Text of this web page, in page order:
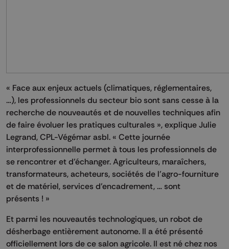
« Face aux enjeux actuels (climatiques, réglementaires,
…), les professionnels du secteur bio sont sans cesse à la
recherche de nouveautés et de nouvelles techniques afin
de faire évoluer les pratiques culturales », explique Julie
Legrand, CPL-Végémar asbl. « Cette journée
interprofessionnelle permet à tous les professionnels de
se rencontrer et d’échanger. Agriculteurs, maraîchers,
transformateurs, acheteurs, sociétés de l’agro-fourniture
et de matériel, services d’encadrement, … sont
présents ! »
Et parmi les nouveautés technologiques, un robot de
désherbage entièrement autonome. Il a été présenté
officiellement lors de ce salon agricole. Il est né chez nos